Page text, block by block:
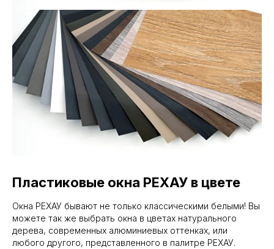
Пластиковые окна РЕХАУ в цвете
Окна РЕХАУ бывают не только классическими белыми! Вы
можете так же выбрать окна в цветах натурального
дерева, современных алюминиевых оттенках, или
любого другого, представленного в палитре РЕХАУ.